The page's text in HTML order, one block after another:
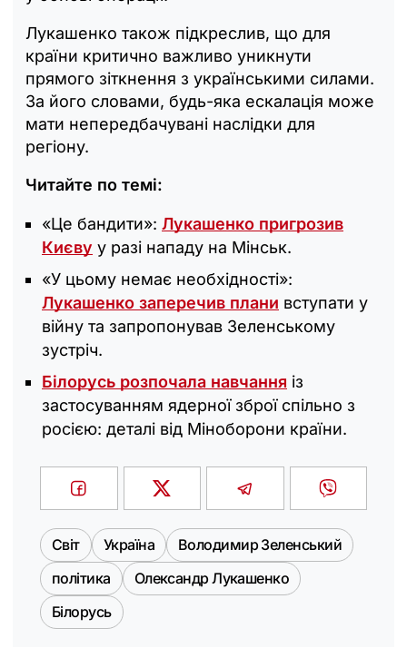
Лукашенко також підкреслив, що для
країни критично важливо уникнути
прямого зіткнення з українськими силами.
За його словами, будь-яка ескалація може
мати непередбачувані наслідки для
регіону.
Читайте по темі:
«Це бандити»: Лукашенко пригрозив
Києву у разі нападу на Мінськ.
«У цьому немає необхідності»:
Лукашенко заперечив плани вступати у
війну та запропонував Зеленському
зустріч.
Білорусь розпочала навчання із
застосуванням ядерної зброї спільно з
росією: деталі від Міноборони країни.
Світ Україна
Володимир Зеленський
політика
Олександр Лукашенко
Білорусь